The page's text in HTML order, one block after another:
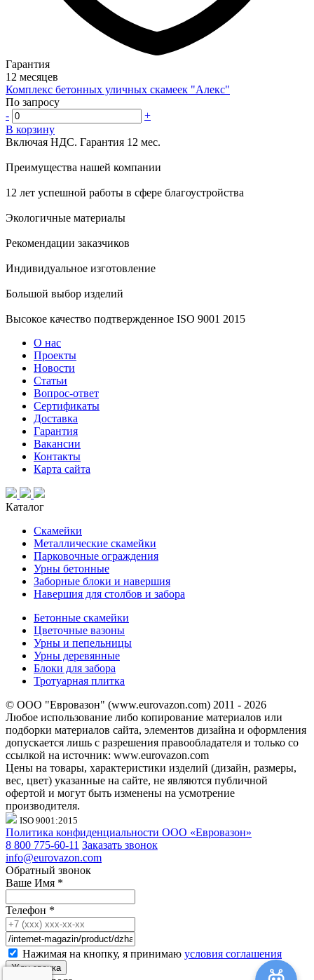
Гарантия
12 месяцев
Комплекс бетонных уличных скамеек "Алекс"
По запросу
-
+
В корзину
Включая НДС. Гарантия 12 мес.
Преимущества нашей компании
12 лет успешной работы в сфере благоустройства
Экологичные материалы
Рекомендации заказчиков
Индивидуальное изготовление
Большой выбор изделий
Высокое качество подтвержденное ISO 9001 2015
О нас
Проекты
Новости
Статьи
Вопрос-ответ
Сертификаты
Доставка
Гарантия
Вакансии
Контакты
Карта сайта
Каталог
Скамейки
Металлические скамейки
Парковочные ограждения
Урны бетонные
Заборные блоки и навершия
Навершия для столбов и забора
Бетонные скамейки
Цветочные вазоны
Урны и пепельницы
Урны деревянные
Блоки для забора
Тротуарная плитка
© ООО "Евровазон" (www.eurovazon.com) 2011 - 2026
Любое использование либо копирование материалов или
подборки материалов сайта, элементов дизайна и оформления
допускается лишь с разрешения правообладателя и только со
ссылкой на источник: www.eurovazon.com
Цены на товары, характеристики изделий (дизайн, размеры,
вес, цвет) указанные на сайте, не являются публичной
офертой и могут быть изменены на усмотрение
производителя.
ISO 9001:2015
Политика конфиденциальности ООО «Евровазон»
8 800 775-60-11 Заказать звонок
info@eurovazon.com
Обратный звонок
Ваше Имя *
Телефон *
Нажимая на кнопку, я принимаю условия соглашения